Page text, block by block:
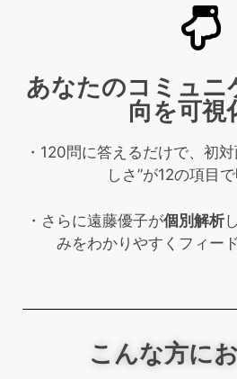
あなたのコミュニ
向を可視
・120問に答えるだけで、初
しさ”が12の項目
・さらに遠藤優子が個別解析
みをわかりやすくフィー
こんな方に